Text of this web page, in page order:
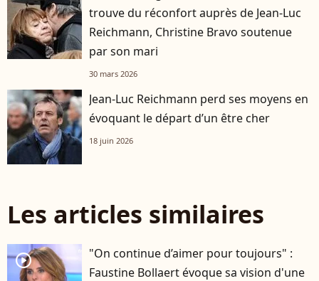
trouve du réconfort auprès de Jean-Luc
Reichmann, Christine Bravo soutenue
par son mari
30 mars 2026
Jean-Luc Reichmann perd ses moyens en
évoquant le départ d’un être cher
18 juin 2026
Les articles similaires
player2
"On continue d’aimer pour toujours" :
Faustine Bollaert évoque sa vision d'une